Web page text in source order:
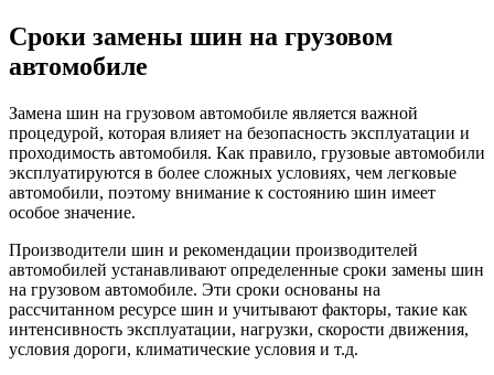
Сроки замены шин на грузовом
автомобиле
Замена шин на грузовом автомобиле является важной
процедурой, которая влияет на безопасность эксплуатации и
проходимость автомобиля. Как правило, грузовые автомобили
эксплуатируются в более сложных условиях, чем легковые
автомобили, поэтому внимание к состоянию шин имеет
особое значение.
Производители шин и рекомендации производителей
автомобилей устанавливают определенные сроки замены шин
на грузовом автомобиле. Эти сроки основаны на
рассчитанном ресурсе шин и учитывают факторы, такие как
интенсивность эксплуатации, нагрузки, скорости движения,
условия дороги, климатические условия и т.д.